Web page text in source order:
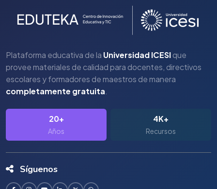
Plataforma educativa de la Universidad ICESIque
provee materiales de calidad para docentes, directivos
escolares y formadores de maestros de manera
completamente gratuita.
20+
Años
4K+
Recursos
Síguenos